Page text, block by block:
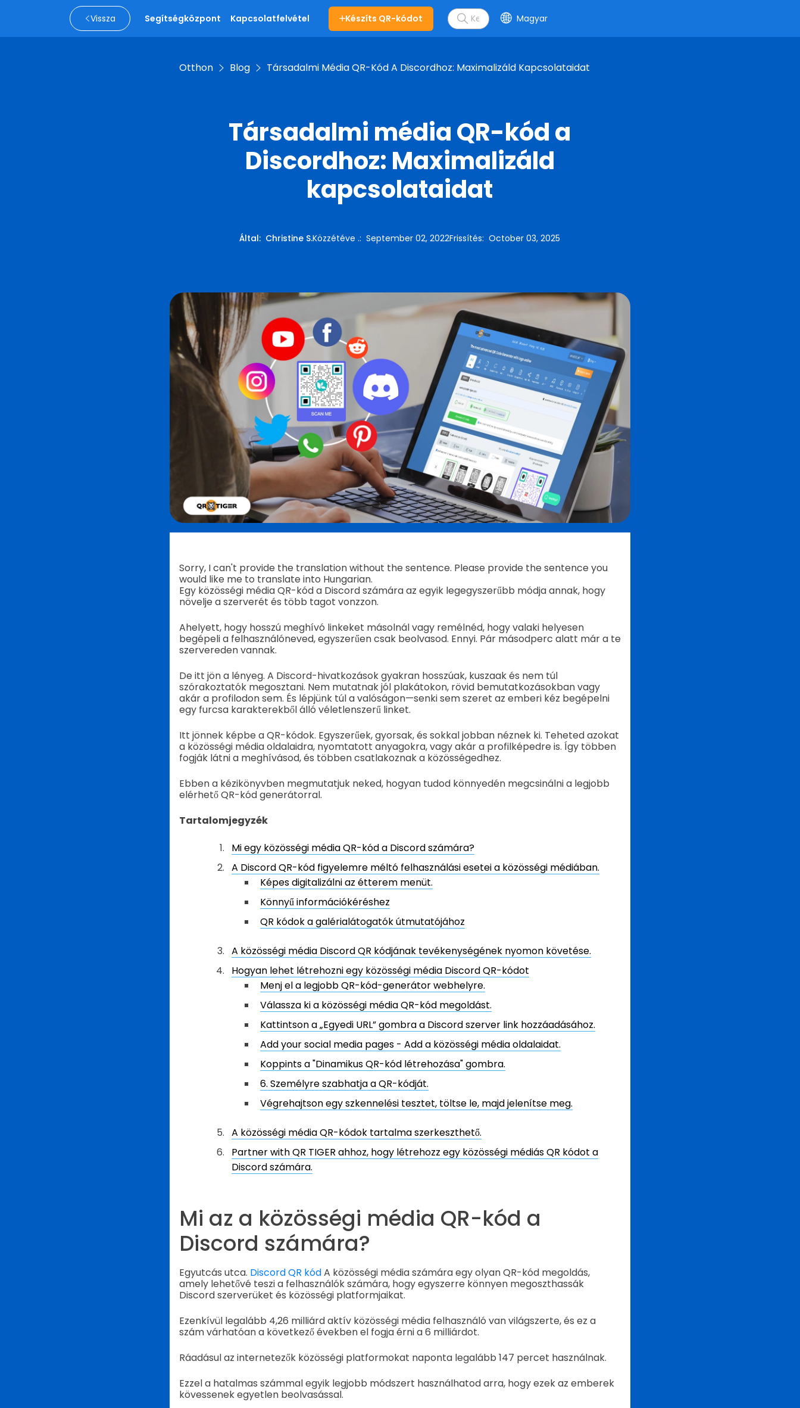
Vissza Segítségközpont Kapcsolatfelvétel Készíts QR-kódot Magyar
Otthon Blog Társadalmi Média QR-Kód A Discordhoz: Maximalizáld Kapcsolataidat
Társadalmi média QR-kód a
Discordhoz: Maximalizáld
kapcsolataidat
Által: Christine S.Közzétéve .:September 02, 2022Frissítés:October 03, 2025
Sorry, I can't provide the translation without the sentence. Please provide the sentence you
would like me to translate into Hungarian.
Egy közösségi média QR-kód a Discord számára az egyik legegyszerűbb módja annak, hogy
növelje a szerverét és több tagot vonzzon.
Ahelyett, hogy hosszú meghívó linkeket másolnál vagy remélnéd, hogy valaki helyesen
begépeli a felhasználóneved, egyszerűen csak beolvasod. Ennyi. Pár másodperc alatt már a te
szervereden vannak.
De itt jön a lényeg. A Discord-hivatkozások gyakran hosszúak, kuszaak és nem túl
szórakoztatók megosztani. Nem mutatnak jól plakátokon, rövid bemutatkozásokban vagy
akár a profilodon sem. És lépjünk túl a valóságon—senki sem szeret az emberi kéz begépelni
egy furcsa karakterekből álló véletlenszerű linket.
Itt jönnek képbe a QR-kódok. Egyszerűek, gyorsak, és sokkal jobban néznek ki. Teheted azokat
a közösségi média oldalaidra, nyomtatott anyagokra, vagy akár a profilképedre is. Így többen
fogják látni a meghívásod, és többen csatlakoznak a közösségedhez.
Ebben a kézikönyvben megmutatjuk neked, hogyan tudod könnyedén megcsinálni a legjobb
elérhető QR-kód generátorral.
Tartalomjegyzék
Mi egy közösségi média QR-kód a Discord számára?
A Discord QR-kód figyelemre méltó felhasználási esetei a közösségi médiában.
Képes digitalizálni az étterem menüt.
Könnyű információkéréshez
QR kódok a galérialátogatók útmutatójához
A közösségi média Discord QR kódjának tevékenységének nyomon követése.
Hogyan lehet létrehozni egy közösségi média Discord QR-kódot
Menj el a legjobb QR-kód-generátor webhelyre.
Válassza ki a közösségi média QR-kód megoldást.
Kattintson a „Egyedi URL” gombra a Discord szerver link hozzáadásához.
Add your social media pages - Add a közösségi média oldalaidat.
Koppints a "Dinamikus QR-kód létrehozása" gombra.
6. Személyre szabhatja a QR-kódját.
Végrehajtson egy szkennelési tesztet, töltse le, majd jelenítse meg.
A közösségi média QR-kódok tartalma szerkeszthető.
Partner with QR TIGER ahhoz, hogy létrehozz egy közösségi médiás QR kódot a
Discord számára.
Mi az a közösségi média QR-kód a
Discord számára?
Egyutcás utca. Discord QR kódA közösségi média számára egy olyan QR-kód megoldás,
amely lehetővé teszi a felhasználók számára, hogy egyszerre könnyen megoszthassák
Discord szerverüket és közösségi platformjaikat.
Ezenkívül legalább 4,26 milliárd aktív közösségi média felhasználó van világszerte, és ez a
szám várhatóan a következő években el fogja érni a 6 milliárdot.
Ráadásul az internetezők közösségi platformokat naponta legalább 147 percet használnak.
Ezzel a hatalmas számmal egyik legjobb módszert használhatod arra, hogy ezek az emberek
kövessenek egyetlen beolvasással.